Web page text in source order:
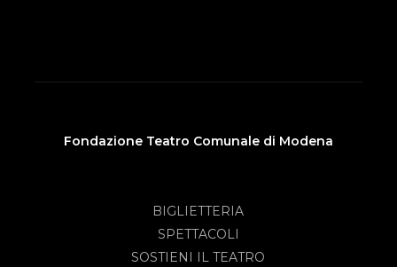
Fondazione Teatro Comunale di Modena
BIGLIETTERIA
SPETTACOLI
SOSTIENI IL TEATRO